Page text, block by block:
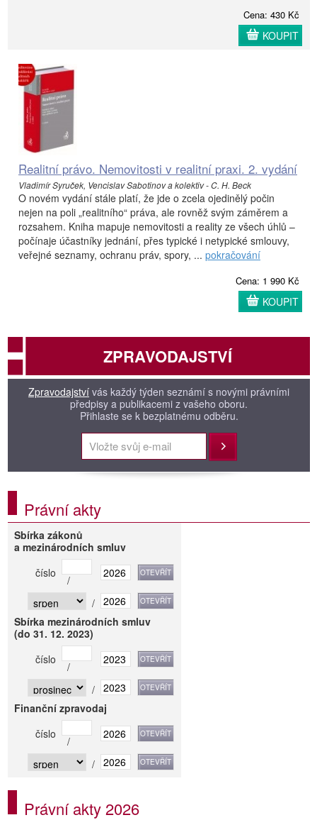
Cena: 430 Kč
KOUPIT
Realitní právo. Nemovitosti v realitní praxi. 2. vydání
Vladimír Syruček, Vencislav Sabotinov a kolektiv - C. H. Beck
O novém vydání stále platí, že jde o zcela ojedinělý počin
nejen na poli „realitního“ práva, ale rovněž svým záměrem a
rozsahem. Kniha mapuje nemovitosti a reality ze všech úhlů –
počínaje účastníky jednání, přes typické i netypické smlouvy,
veřejné seznamy, ochranu práv, spory, ... pokračování
Cena: 1 990 Kč
KOUPIT
ZPRAVODAJSTVÍ
Zpravodajství vás každý týden seznámí s novými právními
předpisy a publikacemi z vašeho oboru.
Přihlaste se k bezplatnému odběru.
Přihlásit
Právní akty
Sbírka zákonů
a mezinárodních smluv
číslo
/
/
Sbírka mezinárodních smluv
(do 31. 12. 2023)
číslo
/
/
Finanční zpravodaj
číslo
/
/
Právní akty 2026